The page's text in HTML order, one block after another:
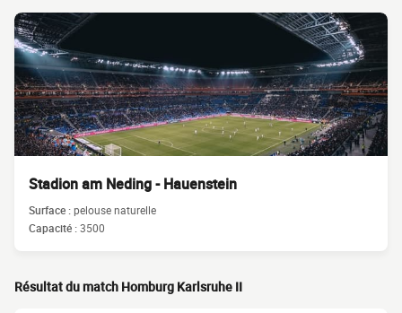
Stadion am Neding - Hauenstein
Surface :pelouse naturelle
Capacité :3500
Résultat du match Homburg Karlsruhe II